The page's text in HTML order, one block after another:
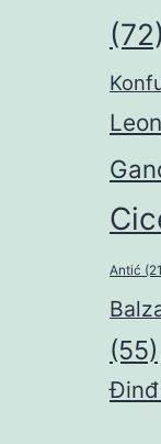
(72)
Antić
(55)